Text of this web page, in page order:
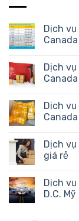
Dịch
Dịch
Dịch
Dịch
giá rẻ
Dịch
D.C. Mỹ